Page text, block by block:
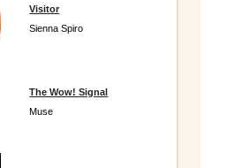
Visitor
Sienna Spiro
The Wow! Signal
Muse